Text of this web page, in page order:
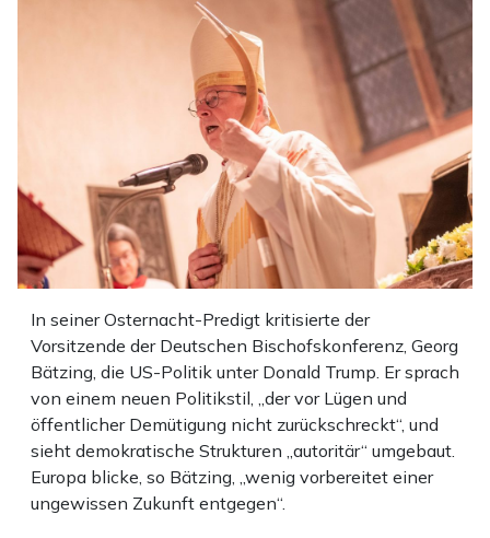
In seiner Osternacht-Predigt kritisierte der
Vorsitzende der Deutschen Bischofskonferenz, Georg
Bätzing, die US-Politik unter Donald Trump. Er sprach
von einem neuen Politikstil, „der vor Lügen und
öffentlicher Demütigung nicht zurückschreckt“, und
sieht demokratische Strukturen „autoritär“ umgebaut.
Europa blicke, so Bätzing, „wenig vorbereitet einer
ungewissen Zukunft entgegen“.